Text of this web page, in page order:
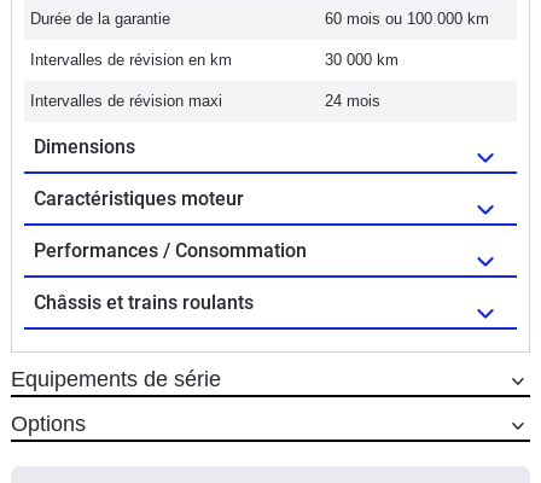
Durée de la garantie 60 mois ou 100 000 km
Intervalles de révision en km 30 000 km
Intervalles de révision maxi 24 mois
Dimensions
Caractéristiques moteur
Performances / Consommation
Châssis et trains roulants
Equipements de série
Options